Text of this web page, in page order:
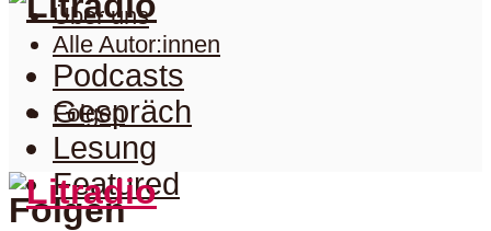
Über uns
Alle Autor:innen
Folgen
Folgen
Podcasts
Gespräch
Lesung
Featured